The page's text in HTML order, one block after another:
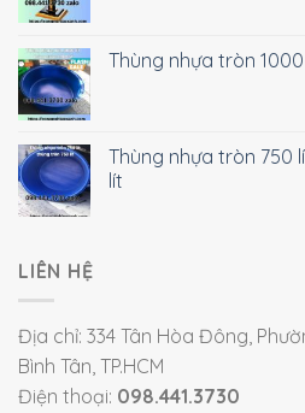
Thùng nhựa tròn
Thùng nhựa tròn 750
lít
LIÊN HỆ
Địa chỉ: 334 Tân Hòa Đông,
Bình Tân, TP.HCM
Điện thoại: 098.441.3730